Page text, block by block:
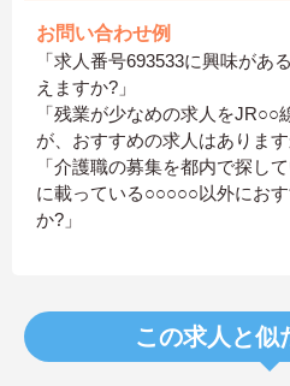
お問い合わせ例
「求人番号693533に興味があ
えますか?」
「残業が少なめの求人をJR○○
が、おすすめの求人はあります
「介護職の募集を都内で探し
に載っている○○○○○以外にお
か?」
この求人と似